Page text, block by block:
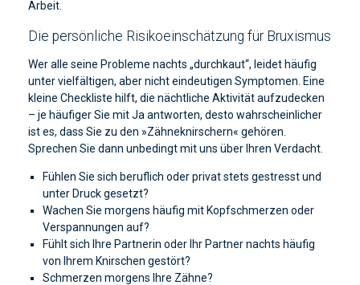
Arbeit.
Die persönliche Risikoeinschätzung für Bruxismus
Wer alle seine Probleme nachts „durchkaut“, leidet häufig
unter vielfältigen, aber nicht eindeutigen Symptomen. Eine
kleine Checkliste hilft, die nächtliche Aktivität aufzudecken
– je häufiger Sie mit Ja antworten, desto wahrscheinlicher
ist es, dass Sie zu den »Zähneknirschern« gehören.
Sprechen Sie dann unbedingt mit uns über Ihren Verdacht.
Fühlen Sie sich beruflich oder privat stets gestresst und
unter Druck gesetzt?
Wachen Sie morgens häufig mit Kopfschmerzen oder
Verspannungen auf?
Fühlt sich Ihre Partnerin oder Ihr Partner nachts häufig
von Ihrem Knirschen gestört?
Schmerzen morgens Ihre Zähne?